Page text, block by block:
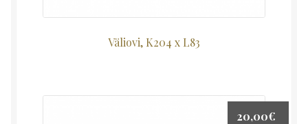
Väliovi, K204 x L83
20,00€